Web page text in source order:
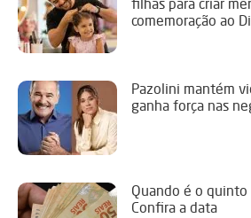
filhas para criar
comemoração ao
Pazolini mantém
ganha força nas
Quando é o
Confira a data